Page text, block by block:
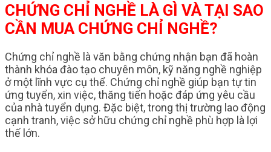
CHỨNG CHỈ NGHỀ LÀ GÌ VÀ TẠI SAO
CẦN MUA CHỨNG CHỈ NGHỀ?
Chứng chỉ nghề là văn bằng chứng nhận bạn đã hoàn
thành khóa đào tạo chuyên môn, kỹ năng nghề nghiệp
ở một lĩnh vực cụ thể. Chứng chỉ nghề giúp bạn tự tin
ứng tuyển, xin việc, thăng tiến hoặc đáp ứng yêu cầu
của nhà tuyển dụng. Đặc biệt, trong thị trường lao động
cạnh tranh, việc sở hữu chứng chỉ nghề phù hợp là lợi
thế lớn.